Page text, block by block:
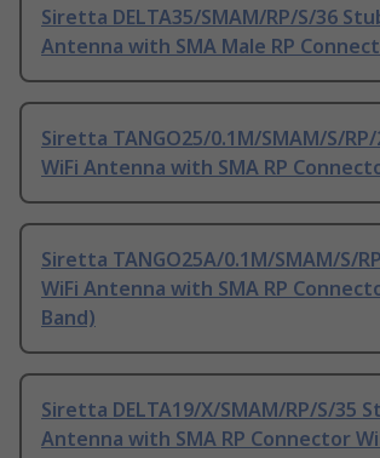
Siretta DELTA35/SMAM/RP/S/36
Antenna with SMA Male RP
Siretta TANGO25/0.1M/SMAM/S/
WiFi Antenna with SMA RP
Siretta TANGO25A/0.1M/SMAM/S/
WiFi Antenna with SMA RP
Band)
Siretta DELTA19/X/SMAM/RP/S/35
Antenna with SMA RP Connector